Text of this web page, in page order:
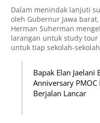
Dalam menindak lanjuti
oleh Gubernur Jawa
Herman Suherman
larangan untuk study
untuk tiap sekolah-
Bapak Elan Jaelani
Anniversary PMOC
Berjalan Lancar